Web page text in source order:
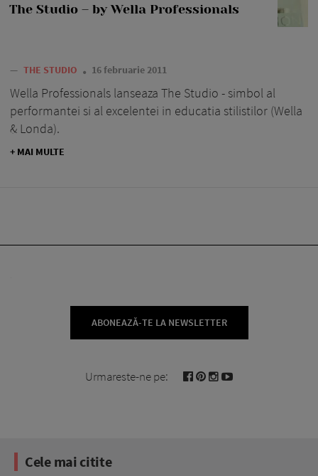
The Studio – by Wella Professionals
— THE STUDIO 16 februarie 2011
Wella Professionals lanseaza The Studio - simbol al
performantei si al excelentei in educatia stilistilor (Wella
& Londa).
+ MAI MULTE
ABONEAZĂ-TE LA NEWSLETTER
Urmareste-ne pe:
Cele mai citite